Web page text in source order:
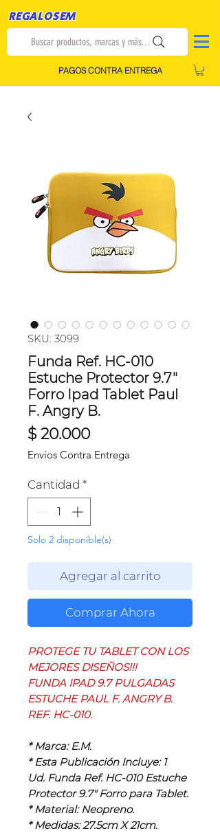
REGALOSEM
Buscar productos, marcas y más...
PAGOS CONTRA ENTREGA
SKU: 3099
Funda Ref. HC-010
Estuche Protector 9.7"
Forro Ipad Tablet Paul
F. Angry B.
$ 20.000Precio
Envíos Contra Entrega
Cantidad *
Solo 2 disponible(s)
Agregar al carrito
Comprar Ahora
PROTEGE TU TABLET CON LOS
MEJORES DISEÑOS!!!
FUNDA IPAD 9.7 PULGADAS
ESTUCHE PAUL F. ANGRY B.
REF. HC-010.
* Marca: E.M.
* Esta Publicación Incluye: 1
Ud. Funda Ref. HC-010 Estuche
Protector 9.7" Forro para Tablet.
* Material: Neopreno.
* Medidas: 27.5cm X 21cm.